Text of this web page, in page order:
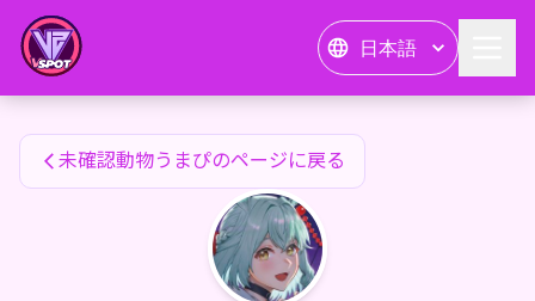
日本語
未確認動物うまぴのファンアイテム
未確認動物うまぴのページに戻る
未確認動物うまぴのファンアイテム — 24karat